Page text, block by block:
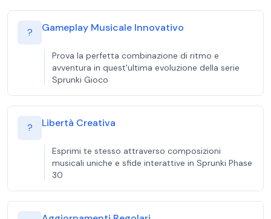
? Gameplay Musicale Innovativo
Prova la perfetta combinazione di ritmo e
avventura in quest'ultima evoluzione della serie
Sprunki Gioco
? Libertà Creativa
Esprimi te stesso attraverso composizioni
musicali uniche e sfide interattive in Sprunki Phase
30